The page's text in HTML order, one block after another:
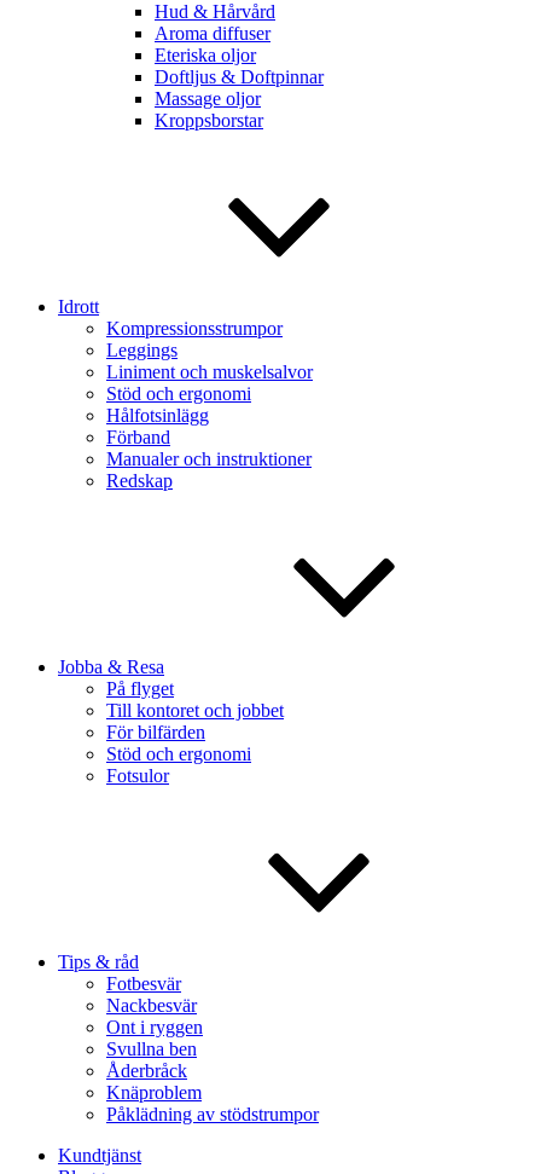
Hud & Hårvård
Aroma diffuser
Eteriska oljor
Doftljus & Doftpinnar
Massage oljor
Kroppsborstar
Idrott
Kompressionsstrumpor
Leggings
Liniment och muskelsalvor
Stöd och ergonomi
Hålfotsinlägg
Förband
Manualer och instruktioner
Redskap
Jobba & Resa
På flyget
Till kontoret och jobbet
För bilfärden
Stöd och ergonomi
Fotsulor
Tips & råd
Fotbesvär
Nackbesvär
Ont i ryggen
Svullna ben
Åderbråck
Knäproblem
Påklädning av stödstrumpor
Kundtjänst